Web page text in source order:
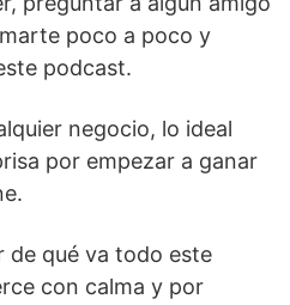
poco a poco y
podcast.
negocio, lo ideal
por empezar a ganar
de qué va todo este
con calma y por